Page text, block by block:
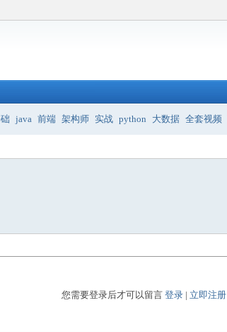
java 前端 架构师 实战 python 大数据 全套视频
您需要登录后才可以留言 登录| 立即注册